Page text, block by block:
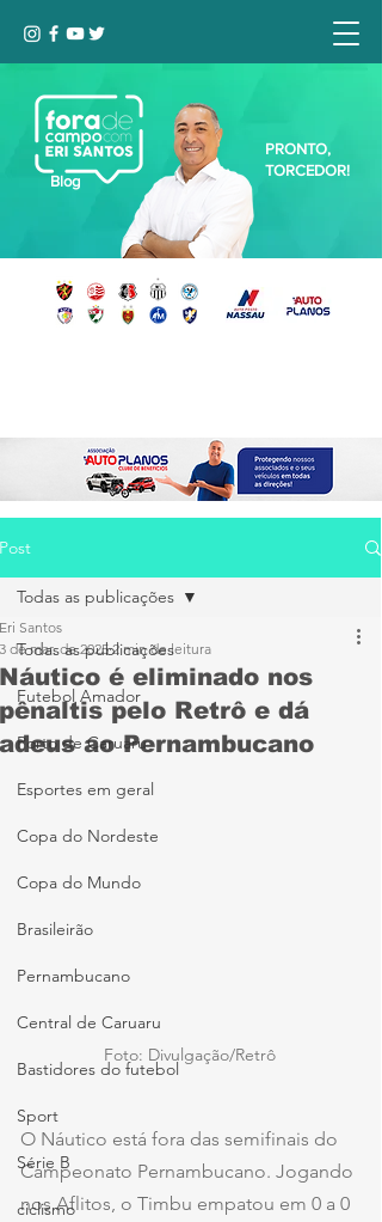
Blog
PRONTO,
TORCEDOR!
Post
Todas as publicações
Futebol Amador
Porto de Caruaru
Esportes em geral
Copa do Nordeste
Copa do Mundo
Brasileirão
Pernambucano
Central de Caruaru
Bastidores do futebol
Sport
Série B
ciclismo
Todas as publicações
Náutico é eliminado nos
pênaltis pelo Retrô e dá
adeus ao Pernambucano
Eri Santos
3 de mar. de 2025 2 min de leitura
Foto: Divulgação/Retrô
O Náutico está fora das semifinais do
Campeonato Pernambucano. Jogando
nos Aflitos, o Timbu empatou em 0 a 0